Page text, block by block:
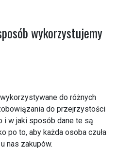
wykorzystujemy
do różnych
do przejrzystości
i w jaki sposób dane te są
po to, aby każda osoba czuła
nas zakupów.